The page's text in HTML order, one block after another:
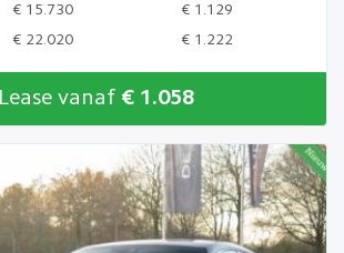
€ 15.730
€ 1.129
€ 22.020 € 1.222
Lease vanaf € 1.058